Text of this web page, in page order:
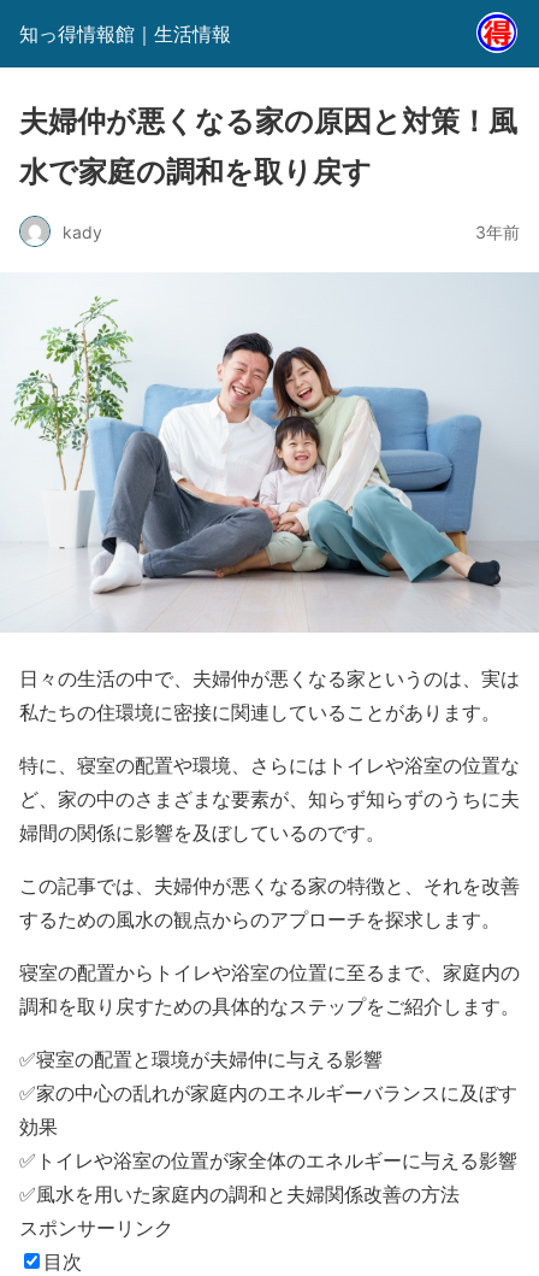
知っ得情報館｜生活情報
夫婦仲が悪くなる家の原因と対策！風
水で家庭の調和を取り戻す
kady 3年前
日々の生活の中で、夫婦仲が悪くなる家というのは、実は
私たちの住環境に密接に関連していることがあります。
特に、寝室の配置や環境、さらにはトイレや浴室の位置な
ど、家の中のさまざまな要素が、知らず知らずのうちに夫
婦間の関係に影響を及ぼしているのです。
この記事では、夫婦仲が悪くなる家の特徴と、それを改善
するための風水の観点からのアプローチを探求します。
寝室の配置からトイレや浴室の位置に至るまで、家庭内の
調和を取り戻すための具体的なステップをご紹介します。
✅寝室の配置と環境が夫婦仲に与える影響
✅家の中心の乱れが家庭内のエネルギーバランスに及ぼす
効果
✅トイレや浴室の位置が家全体のエネルギーに与える影響
✅風水を用いた家庭内の調和と夫婦関係改善の方法
スポンサーリンク
目次